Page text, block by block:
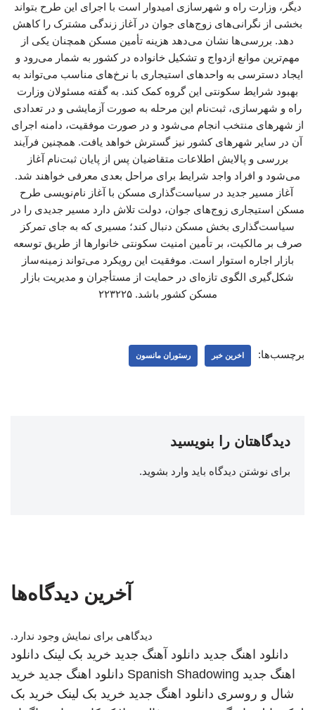
دیگر، وزارت راه و شهرسازی امیدوار است با اجرای این طرح بتواند
بخشی از نگرانی‌های زوج‌های جوان در آغاز زندگی مشترک را کاهش
دهد. بررسی‌ها نشان می‌دهد هزینه تأمین مسکن همچنان یکی از
مهم‌ترین موانع ازدواج و تشکیل خانواده در کشور به شمار می‌رود و
ایجاد دسترسی به واحدهای استیجاری با نرخ‌های مناسب می‌تواند به
بهبود شرایط سکونتی این گروه کمک کند. به گفته مسئولان وزارت
راه و شهرسازی، ثبت‌نام این مرحله به صورت آزمایشی و در تعدادی
از شهرهای منتخب انجام می‌شود و در صورت موفقیت، دامنه اجرای
آن در سایر شهرهای کشور نیز گسترش خواهد یافت. همچنین فرآیند
بررسی و پالایش اطلاعات متقاضیان پس از پایان ثبت‌نام آغاز
می‌شود و افراد واجد شرایط برای مراحل بعدی معرفی خواهند شد.
آغاز مسیر جدید در سیاست‌گذاری مسکن با آغاز نام‌نویسی طرح
مسکن استیجاری زوج‌های جوان، دولت تلاش دارد مسیر جدیدی را در
سیاست‌گذاری بخش مسکن دنبال کند؛ مسیری که به جای تمرکز
صرف بر مالکیت، بر تأمین امنیت سکونتی خانوارها از طریق توسعه
بازار اجاره استوار است. موفقیت این رویکرد می‌تواند زمینه‌ساز
شکل‌گیری الگوی تازه‌ای در حمایت از مستأجران و مدیریت بازار
مسکن کشور باشد. ۲۲۳۲۲۵
برچسب‌ها: اخرین خبر رستوران مانسون
دیدگاهتان را بنویسید
برای نوشتن دیدگاه باید وارد بشوید.
آخرین دیدگاه‌ها
دیدگاهی برای نمایش وجود ندارد.
دانلود اهنگ جدید دانلود آهنگ جدید خرید بک لینک دانلود
اهنگ جدید Spanish Shadowing دانلود اهنگ جدید خرید
شال و روسری دانلود اهنگ جدید خرید بک لینک خرید بک